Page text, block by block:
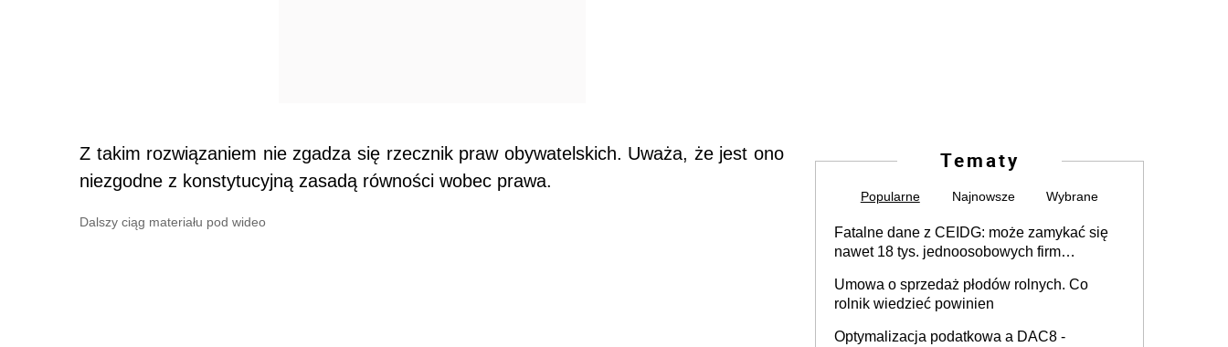
Z takim rozwiązaniem nie zgadza się rzecznik praw obywatelskich. Uważa, że jest ono
niezgodne z konstytucyjną zasadą równości wobec prawa.
Dalszy ciąg materiału pod wideo
Tematy
Popularne Najnowsze Wybrane
Fatalne dane z CEIDG: może zamykać się
nawet 18 tys. jednoosobowych firm
Umowa o sprzedaż płodów rolnych. Co
rolnik wiedzieć powinien
Optymalizacja podatkowa a DAC8 -